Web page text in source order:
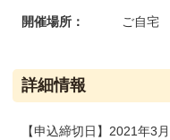
開催場所： ご自宅
詳細情報
【申込締切日】2021年3